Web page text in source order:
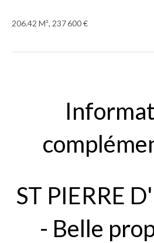
206.42 M², 237 600 €
ST PIERRE
- Belle